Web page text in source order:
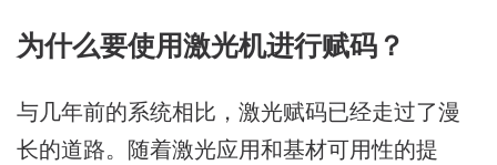
​为什么要使用激光机进行赋码？
​与几年前的系统相比，激光赋码已经走过了漫
长的道路。随着激光应用和基材可用性的提